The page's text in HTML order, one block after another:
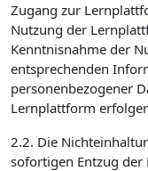
Zugang zur
Nutzung der
Kenntnisnahme der
entsprechenden
personenbezogener
Lernplattform
2.2. Die
sofortigen Entzug der